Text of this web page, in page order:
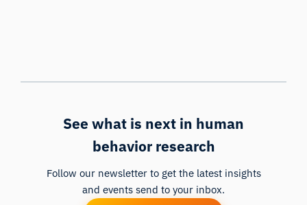
See what is next in human
behavior research
Follow our newsletter to get the latest insights
and events send to your inbox.